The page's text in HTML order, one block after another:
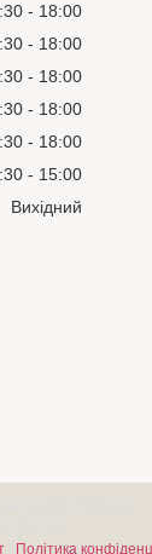
18:00
18:00
18:00
18:00
18:00
15:00
Вихідний
Політика